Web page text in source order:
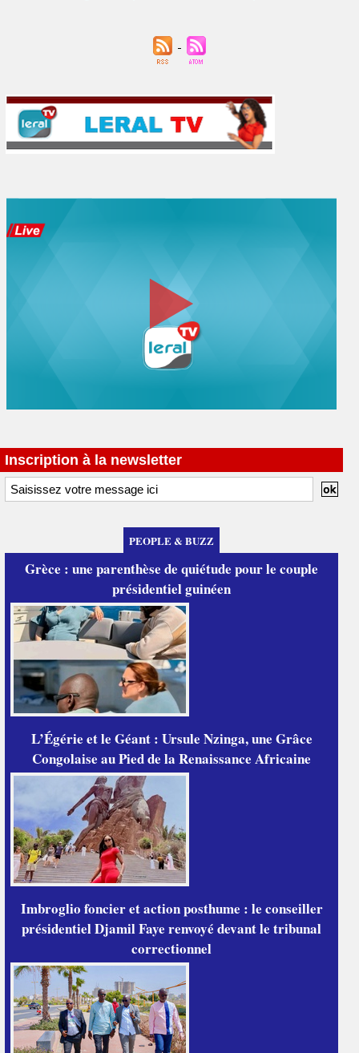
Inscription à la newsletter
PEOPLE & BUZZ
Grèce : une parenthèse de quiétude pour le couple
présidentiel guinéen
L’Égérie et le Géant : Ursule Nzinga, une Grâce
Congolaise au Pied de la Renaissance Africaine
Imbroglio foncier et action posthume : le conseiller
présidentiel Djamil Faye renvoyé devant le tribunal
correctionnel